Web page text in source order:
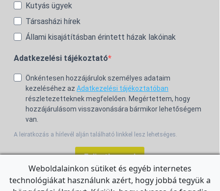
Kutyás ügyek
Társasházi hírek
Állami kisajátításban érintett házak lakóinak
Adatkezelési tájékoztató
Önkéntesen hozzájárulok személyes adataim
kezeléséhez az Adatkezelési tájékoztatóban
részletezetteknek megfelelően. Megértettem, hogy
hozzájárulásom visszavonására bármikor lehetőségem
van.
A leiratkozás a hírlevél alján található linkkel lesz lehetséges.
Feliratkozom!
Weboldalainkon sütiket és egyéb internetes
technológiákat használunk azért, hogy jobbá tegyük a